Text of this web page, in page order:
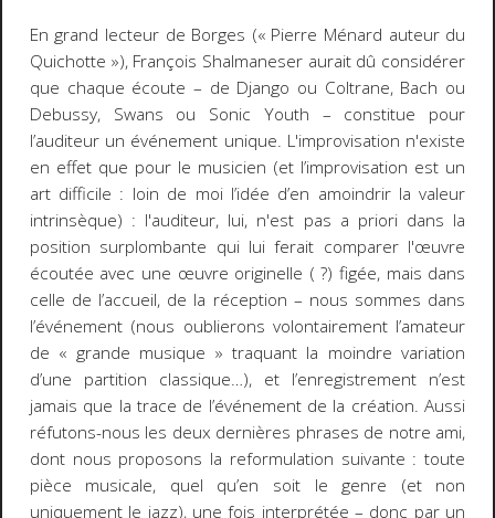
En grand lecteur de Borges (« Pierre Ménard auteur du
Quichotte »), François Shalmaneser aurait dû considérer
que chaque écoute – de Django ou Coltrane, Bach ou
Debussy, Swans ou Sonic Youth – constitue pour
l’auditeur un événement unique. L'improvisation n'existe
en effet que pour le musicien (et l’improvisation est un
art difficile : loin de moi l’idée d’en amoindrir la valeur
intrinsèque) : l'auditeur, lui, n'est pas a prioridans la
position surplombante qui lui ferait comparer l'œuvre
écoutée avec une œuvre originelle ( ?) figée, mais dans
celle de l’accueil, de la réception – nous sommes dans
l’événement (nous oublierons volontairement l’amateur
de « grande musique » traquant la moindre variation
d’une partition classique…), et l’enregistrement n’est
jamais que la trace de l’événement de la création. Aussi
réfutons-nous les deux dernières phrases de notre ami,
dont nous proposons la reformulation suivante : toute
pièce musicale, quel qu’en soit le genre (et non
uniquement le jazz), une fois interprétée – donc par un